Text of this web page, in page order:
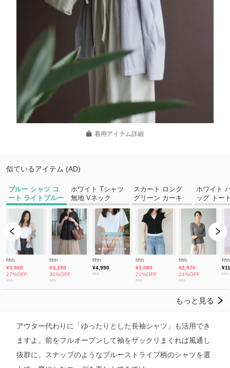
着用アイテム詳細
アウター代わりに「ゆったりとした長袖シャツ」も活用でき
ますよ。前をフルオープンして袖をザックリまくれば風通し
抜群に。スナップのようなブルーストライプ柄のシャツを選